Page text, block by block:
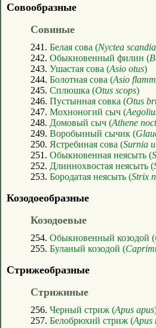
Совообразные
Совиные
241. Белая сова (Nyctea
242. Обыкновенный филин (
243. Ушастая сова (Asio otus)
244. Болотная сова (Asio
245. Сплюшка (Otus scops)
246. Пустынная совка (Otus
247. Мохноногий сыч (
248. Домовый сыч (Athene
249. Воробьиный сычик (
250. Ястребиная сова (Surnia
251. Обыкновенная неясыть (
252. Длиннохвостая неясыть (
253. Бородатая неясыть (Strix
Козодоеобразные
Козодоевые
254. Обыкновенный козодой (
255. Буланый козодой (
Стрижеобразные
Стрижиные
256. Черный стриж (Apus apus
257. Белобрюхий стриж (Apus